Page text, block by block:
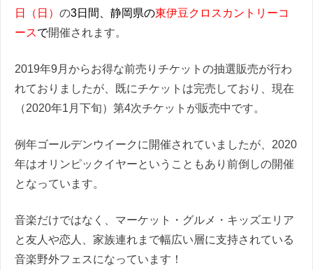
日（日） の3日間、静岡県の東伊豆クロスカントリーコ
ースで開催されます。
2019年9月からお得な前売りチケットの抽選販売が行わ
れておりましたが、既にチケットは完売しており、現在
（2020年1月下旬）第4次チケットが販売中です。
例年ゴールデンウイークに開催されていましたが、2020
年はオリンピックイヤーということもあり前倒しの開催
となっています。
音楽だけではなく、マーケット・グルメ・キッズエリア
と友人や恋人、家族連れまで幅広い層に支持されている
音楽野外フェスになっています！